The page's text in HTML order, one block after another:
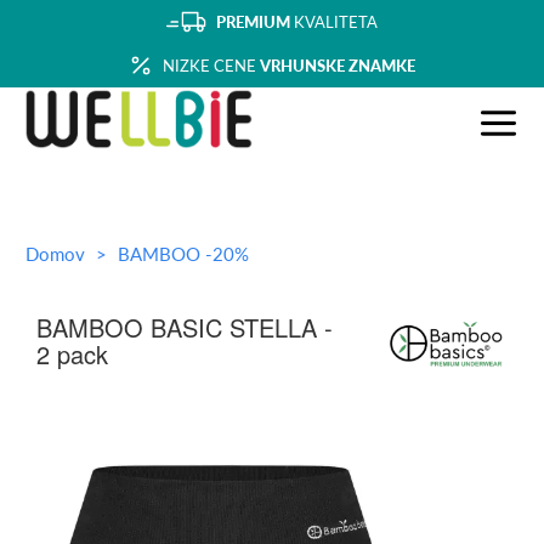
PREMIUM KVALITETA
NIZKE CENE VRHUNSKE ZNAMKE
Domov BAMBOO -20%
BAMBOO BASIC STELLA -
2 pack